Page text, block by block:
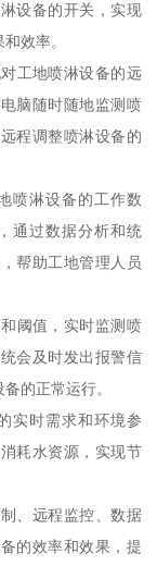
设备的开关，实现
效率。
工地喷淋设备的远
脑随时随地监测喷
程调整喷淋设备的
喷淋设备的工作数
通过数据分析和统
帮助工地管理人员
阈值，实时监测喷
会及时发出报警信
的正常运行。
实时需求和环境参
耗水资源，实现节
、远程监控、数据
的效率和效果，提